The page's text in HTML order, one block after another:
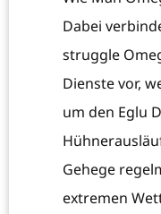
Dabei
struggle
Dienste vor,
um den Eglu
Gehege
extremen